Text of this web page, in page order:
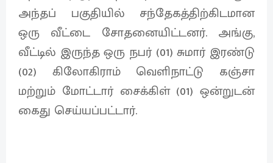
அந்தப் பகுதியில் சந்தேகத்திற்கிடமான
ஒரு வீட்டை சோதனையிட்டனர். அங்கு,
வீட்டில் இருந்த ஒரு நபர் (01) சுமார் இரண்டு
(02) கிலோகிராம் வெளிநாட்டு கஞ்சா
மற்றும் மோட்டார் சைக்கிள் (01) ஒன்றுடன்
கைது செய்யப்பட்டார்.